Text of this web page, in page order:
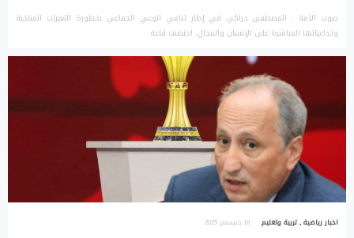
صوت الأمة : المصطفى دراكي في إطار تنامي الوعي الجماعي بخطورة التغيرات المناخية
وتداعياتها المباشرة على الإنسان والمجال، احتضنت قاعة
اخبار رياضية,تربية وتعليم 18 ديسمبر 2025